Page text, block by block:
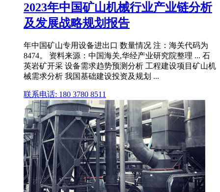
2023年中国矿山机械行业产业链分析
及发展战略规划报告
年中国矿山专用设备进出口 数量情况 注：海关代码为
8474。 资料来源：中国海关,华经产业研究院整理 ... 石
英岩矿开采 设备需求趋势预测分析 工程建设项目矿山机
械需求分析 我国基础建设投资及规划 ...
联系电话: 180 3780 8511